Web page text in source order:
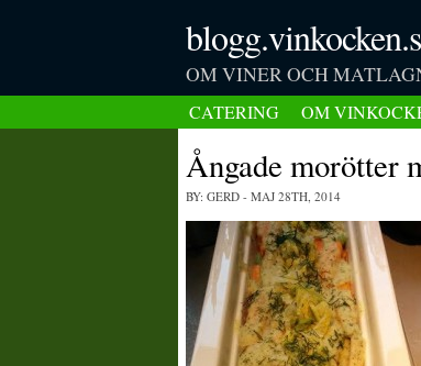
OM VINER OCH
CATERING OM
Ångade morötter
BY: GERD - MAJ 28TH, 2014